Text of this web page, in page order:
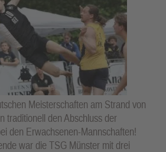
Meisterschaften am Strand von
traditionell den Abschluss der
den Erwachsenen-Mannschaften!
war die TSG Münster mit drei